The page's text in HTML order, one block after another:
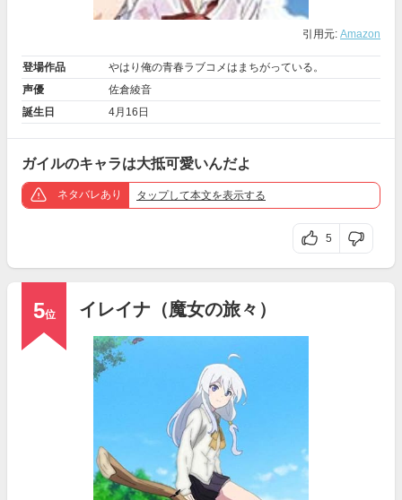
引用元: Amazon
登場作品
やはり俺の青春ラブコメはまちがっている。
声優
佐倉綾音
誕生日
4月16日
ガイルのキャラは大抵可愛いんだよ
ネタバレあり タップして本文を表示する
5
5位 イレイナ（魔女の旅々）